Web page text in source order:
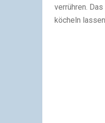
verrühren.
köcheln